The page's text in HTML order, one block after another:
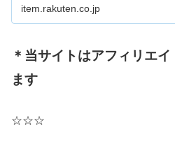
item.rakuten.co.jp
＊当サイトはアフィリエ
ます
☆☆☆